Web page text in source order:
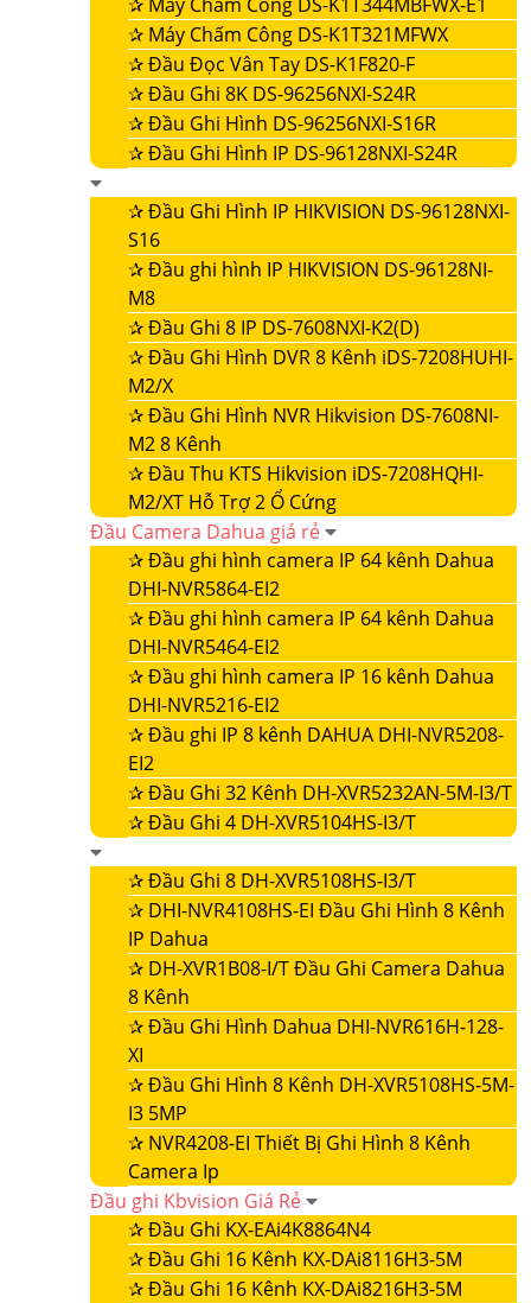
✰ Máy Chấm Công DS-K1T321MFWX
✰Đầu Đọc Vân Tay DS-K1F820-F
✰Đầu Ghi 8K DS-96256NXI-S24R
✰Đầu Ghi Hình DS-96256NXI-S16R
✰Đầu Ghi Hình IP DS-96128NXI-S24R
✰Đầu Ghi Hình IP HIKVISION DS-96128NXI-
S16
✰Đầu ghi hình IP HIKVISION DS-96128NI-
M8
✰Đầu Ghi 8 IP DS-7608NXI-K2(D)
✰Đầu Ghi Hình DVR 8 Kênh iDS-7208HUHI-
M2/X
✰Đầu Ghi Hình NVR Hikvision DS-7608NI-
M2 8 Kênh
✰Đầu Thu KTS Hikvision iDS-7208HQHI-
M2/XT Hỗ Trợ 2 Ổ Cứng
Đầu Camera Dahua giá rẻ
✰Đầu ghi hình camera IP 64 kênh Dahua
DHI-NVR5864-EI2
✰Đầu ghi hình camera IP 64 kênh Dahua
DHI-NVR5464-EI2
✰Đầu ghi hình camera IP 16 kênh Dahua
DHI-NVR5216-EI2
✰Đầu ghi IP 8 kênh DAHUA DHI-NVR5208-
EI2
✰Đầu Ghi 32 Kênh DH-XVR5232AN-5M-I3/T
✰Đầu Ghi 4 DH-XVR5104HS-I3/T
✰Đầu Ghi 8 DH-XVR5108HS-I3/T
✰ DHI-NVR4108HS-EI Đầu Ghi Hình 8 Kênh
IP Dahua
✰ DH-XVR1B08-I/T Đầu Ghi Camera Dahua
8 Kênh
✰Đầu Ghi Hình Dahua DHI-NVR616H-128-
XI
✰Đầu Ghi Hình 8 Kênh DH-XVR5108HS-5M-
I3 5MP
✰ NVR4208-EI Thiết Bị Ghi Hình 8 Kênh
Camera Ip
Đầu ghi Kbvision Giá Rẻ
✰Đầu Ghi KX-EAi4K8864N4
✰Đầu Ghi 16 Kênh KX-DAi8116H3-5M
✰Đầu Ghi 16 Kênh KX-DAi8216H3-5M